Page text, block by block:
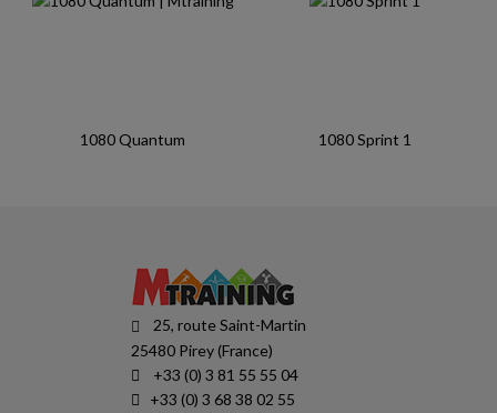
1080 Quantum 1080 Sprint 1
25, route Saint-Martin
25480 Pirey (France)
+33 (0) 3 81 55 55 04
+33 (0) 3 68 38 02 55